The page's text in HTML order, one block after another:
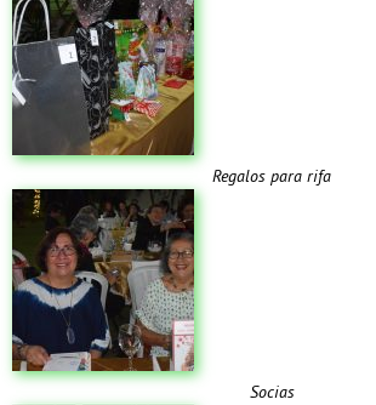
Regalos para rifa
Socias